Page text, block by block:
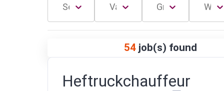
54 job(s) found
Heftruckchauffeur